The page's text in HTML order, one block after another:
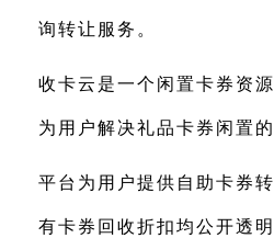
询转让服务。
收卡云是一个闲置卡券资
为用户解决礼品卡券闲置的
平台为用户提供自助卡券
有卡券回收折扣均公开透